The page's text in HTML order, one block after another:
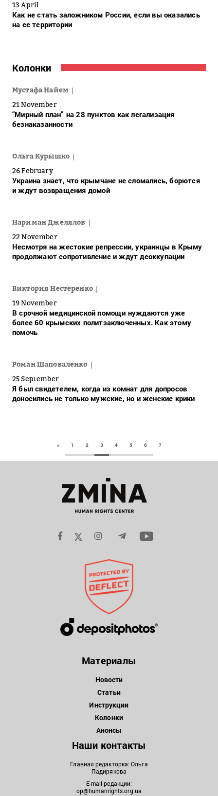
13 April
Как не стать заложником России, если вы оказались
на ее территории
Колонки
Мустафа Найем
21 November
“Мирный план” на 28 пунктов как легализация
безнаказанности
Ольга Курышко
26 February
Украина знает, что крымчане не сломались, борются
и ждут возвращения домой
Нариман Джелялов
22 November
Несмотря на жестокие репрессии, украинцы в Крыму
продолжают сопротивление и ждут деоккупации
Виктория Нестеренко
19 November
В срочной медицинской помощи нуждаются уже
более 60 крымских политзаключенных. Как этому
помочь
Роман Шаповаленко
25 September
Я был свидетелем, когда из комнат для допросов
доносились не только мужские, но и женские крики
< 1 2 3 4 5 6 7
Материалы
Новости
Статьи
Инструкции
Колонки
Анонсы
Наши контакты
Главная редакторка: Ольга
Падирякова
E-mail редакции:
op@humanrights.org.ua